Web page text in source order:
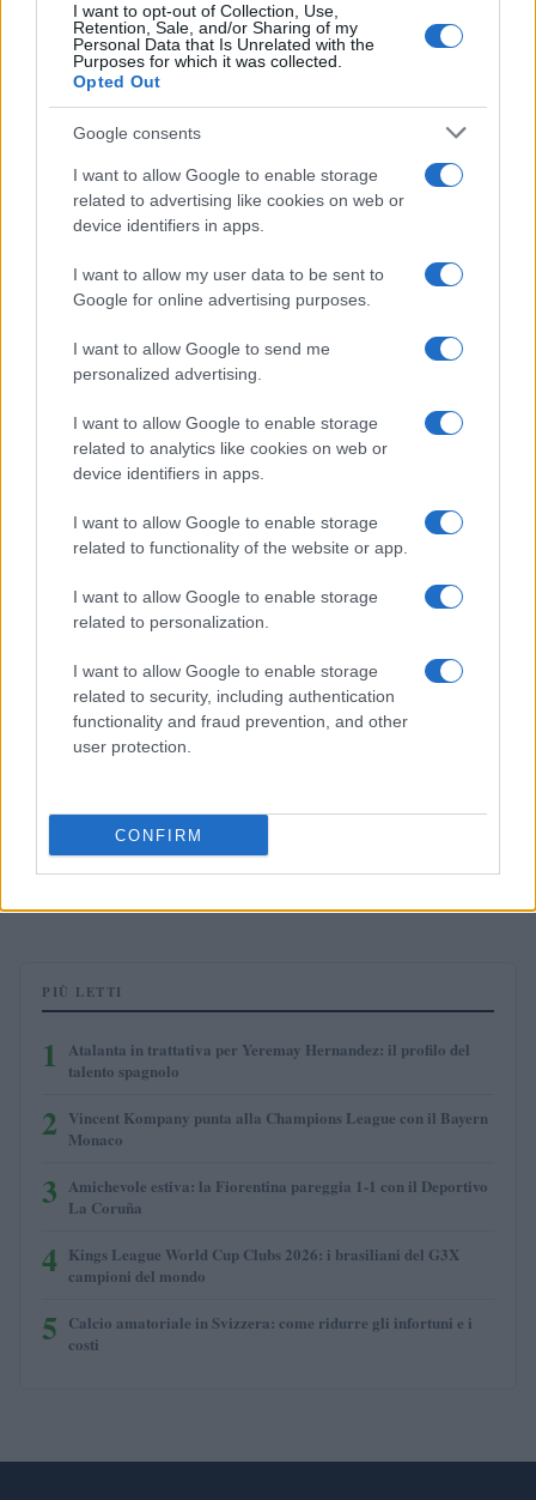
I want to opt-out of Collection, Use,
Retention, Sale, and/or Sharing of my
Personal Data that Is Unrelated with the
Purposes for which it was collected.
Opted Out
Google consents
I want to allow Google to enable storage
related to advertising like cookies on web or
device identifiers in apps.
I want to allow my user data to be sent to
Google for online advertising purposes.
I want to allow Google to send me
personalized advertising.
I want to allow Google to enable storage
related to analytics like cookies on web or
device identifiers in apps.
I want to allow Google to enable storage
related to functionality of the website or app.
I want to allow Google to enable storage
related to personalization.
I want to allow Google to enable storage
related to security, including authentication
functionality and fraud prevention, and other
user protection.
CONFIRM
Francesca Lombardi · 7 Ago 2026
CAMPIONATI E COMPETIZIONI
Vincent Kompany punta alla Champions League con il Bayern
Monaco
Francesca Lombardi · 7 Ago 2026
Amichevole estiva: la Fiorentina pareggia 1-1 con il Deportivo
PIÙ LETTI
1
Atalanta in trattativa per Yeremay Hernandez: il profilo del
talento spagnolo
2 Vincent Kompany punta alla Champions League con il Bayern
Monaco
3 Amichevole estiva: la Fiorentina pareggia 1-1 con il Deportivo
La Coruña
4 Kings League World Cup Clubs 2026: i brasiliani del G3X
campioni del mondo
5 Calcio amatoriale in Svizzera: come ridurre gli infortuni e i
costi